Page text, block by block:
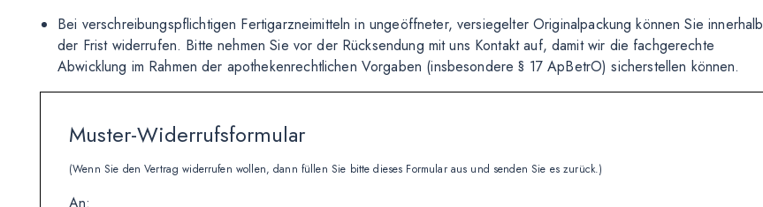
Bei verschreibungspflichtigen Fertigarzneimitteln in ungeöffneter, versiegelter Originalpackung können Sie innerhalb
der Frist widerrufen. Bitte nehmen Sie vor der Rücksendung mit uns Kontakt auf, damit wir die fachgerechte
Abwicklung im Rahmen der apothekenrechtlichen Vorgaben (insbesondere § 17 ApBetrO) sicherstellen können.
Muster-Widerrufsformular
(Wenn Sie den Vertrag widerrufen wollen, dann füllen Sie bitte dieses Formular aus und senden Sie es zurück.)